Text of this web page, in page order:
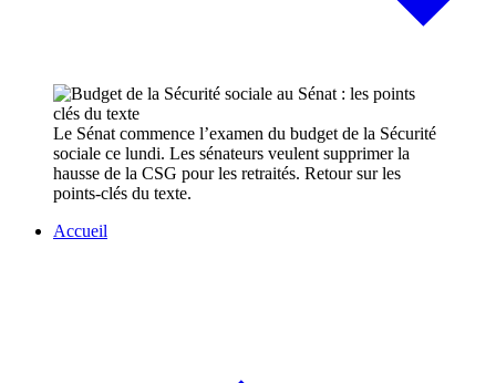
Le Sénat commence l’examen du budget de la Sécurité
sociale ce lundi. Les sénateurs veulent supprimer la
hausse de la CSG pour les retraités. Retour sur les
points-clés du texte.
Accueil